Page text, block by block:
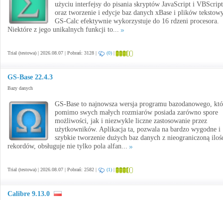
użyciu interfejsy do pisania skryptów JavaScript i VBScript
oraz tworzenie i edycje baz danych xBase i plików
GS-Calc efektywnie wykorzystuje do 16 rdzeni procesora.
Niektóre z jego unikalnych funkcji to...
Trial (testowa) | 2026.08.07 | Pobrań: 3128 | (0) |
GS-Base 22.4.3
Bazy danych
GS-Base to najnowsza wersja programu bazodanowego,
pomimo swych małych rozmiarów posiada zarówno spore
możliwości, jak i niezwykle liczne zastosowanie przez
użytkowników. Aplikacja ta, pozwala na bardzo wygodne i
szybkie tworzenie dużych baz danych z nieograniczoną
rekordów, obsługuje nie tylko pola alfan...
Trial (testowa) | 2026.08.07 | Pobrań: 2582 | (1) |
Calibre 9.13.0